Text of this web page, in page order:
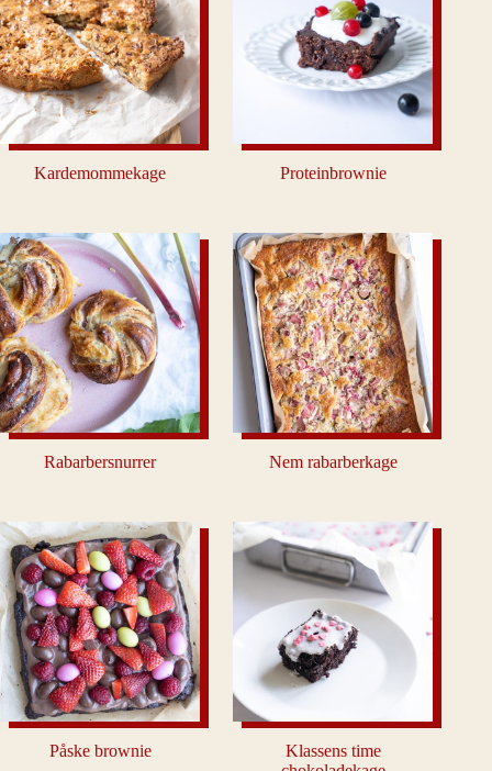
Kardemommekage Proteinbrownie
Rabarbersnurrer Nem rabarberkage
Påske brownie
Klassens time